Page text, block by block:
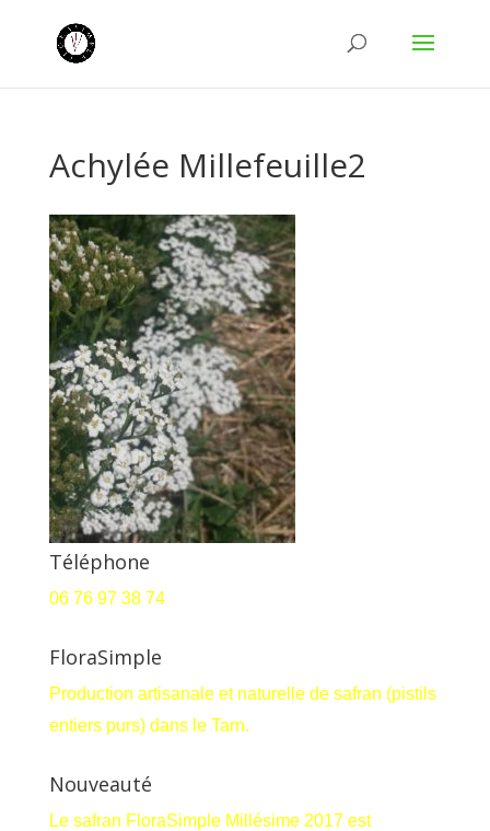
Achylée Millefeuille2
Téléphone
06 76 97 38 74
FloraSimple
Production artisanale et naturelle de safran (pistils
entiers purs) dans le Tarn.
Nouveauté
Le safran FloraSimple Millésime 2017 est